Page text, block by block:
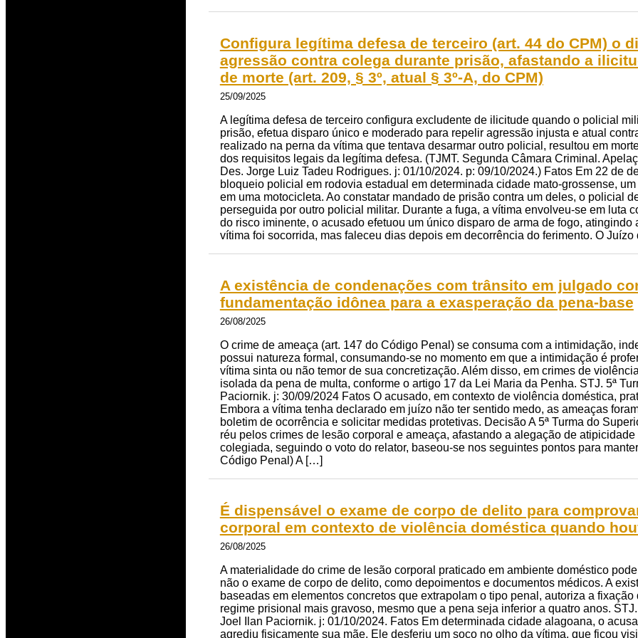
Configura legítima defesa de terceiro (art. 44 do CPM) o
agressão contra colega durante prisão, afastando a
de morte (art. 209, § 3º, atual § 3º-A, do CPM)
25/09/2025
A legítima defesa de terceiro configura excludente de ilicitude quando o policial
prisão, efetua disparo único e moderado para repelir agressão injusta e atual
realizado na perna da vítima que tentava desarmar outro policial, resultou em
dos requisitos legais da legítima defesa. (TJMT. Segunda Câmara Criminal.
Des. Jorge Luiz Tadeu Rodrigues. j: 01/10/2024. p: 09/10/2024.) Fatos Em 22 de
bloqueio policial em rodovia estadual em determinada cidade mato-grossense,
em uma motocicleta. Ao constatar mandado de prisão contra um deles, o policial
perseguida por outro policial militar. Durante a fuga, a vítima envolveu-se em luta
do risco iminente, o acusado efetuou um único disparo de arma de fogo,
vítima foi socorrida, mas faleceu dias depois em decorrência do ferimento. O
A existência de condenações com trânsito em julgado
fundamentação idônea para a exasperação da pena-base
26/08/2025
O crime de ameaça (art. 147 do Código Penal) se consuma com a intimidação,
possui natureza formal, consumando-se no momento em que a intimidação é
vítima sinta ou não temor de sua concretização. Além disso, em crimes de
isolada da pena de multa, conforme o artigo 17 da Lei Maria da Penha. STJ. 5ª
Paciornik. j: 30/09/2024 Fatos O acusado, em contexto de violência doméstica,
Embora a vítima tenha declarado em juízo não ter sentido medo, as ameaças
boletim de ocorrência e solicitar medidas protetivas. Decisão A 5ª Turma do
réu pelos crimes de lesão corporal e ameaça, afastando a alegação de
colegiada, seguindo o voto do relator, baseou-se nos seguintes pontos para
Código Penal) A […]
É dispensável o exame de corpo de delito para
corporal em contexto de violência doméstica quando
26/08/2025
A materialidade do crime de lesão corporal praticado em ambiente doméstico
não o exame de corpo de delito, como depoimentos e documentos médicos. A
baseadas em elementos concretos que extrapolam o tipo penal, autoriza a
regime prisional mais gravoso, mesmo que a pena seja inferior a quatro anos.
Joel Ilan Paciornik. j: 01/10/2024. Fatos Em determinada cidade alagoana, o
agrediu fisicamente sua mãe. Ele desferiu um soco no olho da vítima, que ficou